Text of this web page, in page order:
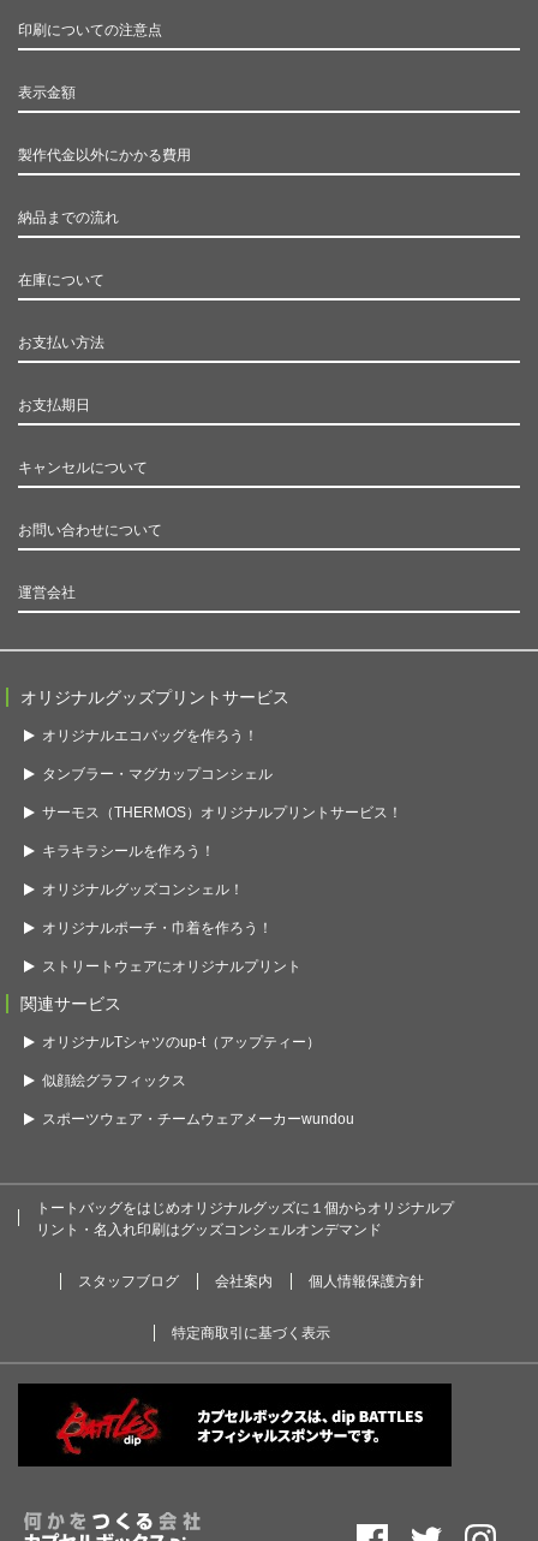
印刷についての注意点
表示金額
製作代金以外にかかる費用
納品までの流れ
在庫について
お支払い方法
お支払期日
キャンセルについて
お問い合わせについて
運営会社
オリジナルグッズプリントサービス
オリジナルエコバッグを作ろう！
タンブラー・マグカップコンシェル
サーモス（THERMOS）オリジナルプリントサービス！
キラキラシールを作ろう！
オリジナルグッズコンシェル！
オリジナルポーチ・巾着を作ろう！
ストリートウェアにオリジナルプリント
関連サービス
オリジナルTシャツのup-t（アップティー）
似顔絵グラフィックス
スポーツウェア・チームウェアメーカーwundou
トートバッグをはじめオリジナルグッズに１個からオリジナルプ
リント・名入れ印刷はグッズコンシェルオンデマンド
スタッフブログ 会社案内 個人情報保護方針
特定商取引に基づく表示